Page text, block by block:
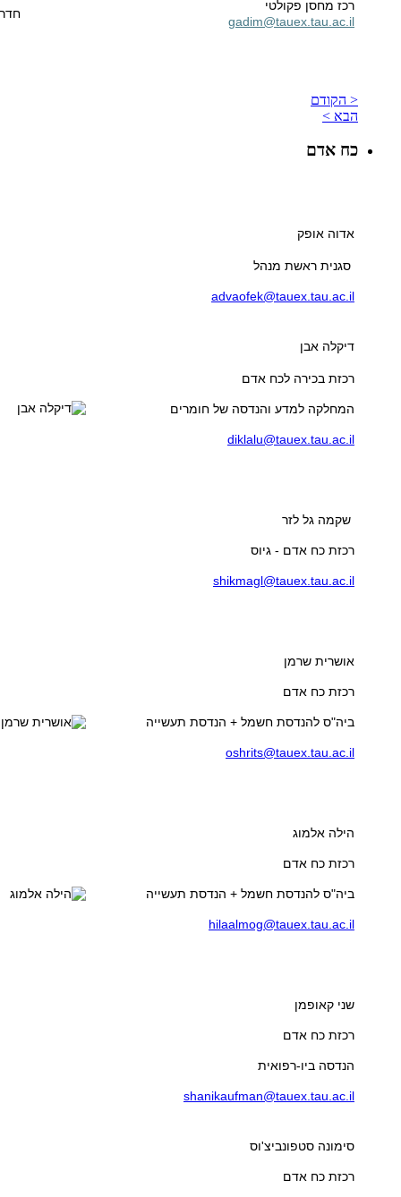
רכז מחסן פקולטי
gadim@tauex.tau.ac.il
חדר
< הקודם
הבא >
כח אדם
אדוה אופק
advaofek@tauex.tau.ac.il
דיקלה אבן
רכזת בכירה לכח אדם
diklalu@tauex.tau.ac.il
שקמה גל לזר
רכזת כח אדם - גיוס
shikmagl@tauex.tau.ac.il
אושרית שרמן
רכזת כח אדם
ביה"ס להנדסת חשמל + הנדסת תעשייה
oshrits@tauex.tau.ac.il
הילה אלמוג
רכזת כח אדם
ביה"ס להנדסת חשמל + הנדסת תעשייה
hilaalmog@tauex.tau.ac.il
שני קאופמן
רכזת כח אדם
הנדסה ביו-רפואית
shanikaufman@tauex.tau.ac.il
סימונה סטפונביצ'וס
רכזת כח אדם